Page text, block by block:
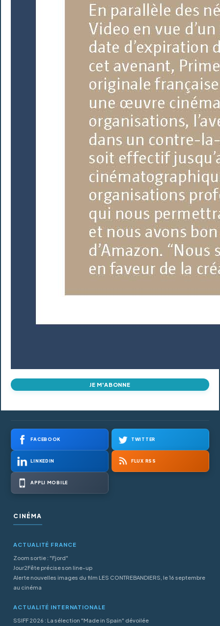
JE M'ABONNE
FACEBOOK TWITTER
LINKEDIN FLUX RSS
APPLI MOBILE
CINÉMA
ACTUALITÉ FRANCE
Zoom sortie : "Fjord"
Jour2Fête précise son line-up
Alerte nouvelles images du film LES CONTREBANDIERS, le 16 septembre
au cinéma
ACTUALITÉ INTERNATIONALE
SSIFF 2026 : La sélection "Made in Spain" dévoilée